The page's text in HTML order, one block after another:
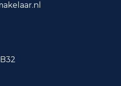
over
basis van actuele
voor een snelle
woonomgeving.
heeft